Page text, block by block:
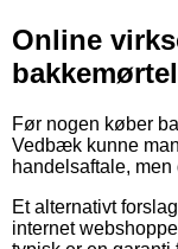
Online
bakkemørtel
Før nogen køber
Vedbæk kunne
handelsaftale,
Et alternativt
internet